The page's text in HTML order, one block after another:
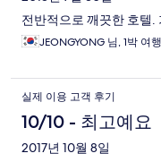
전반적으로 깨끗한 호텔.
JEONGYONG 님, 1박 여행
실제 이용 고객 후기
10/10 - 최고예요
2017년 10월 8일